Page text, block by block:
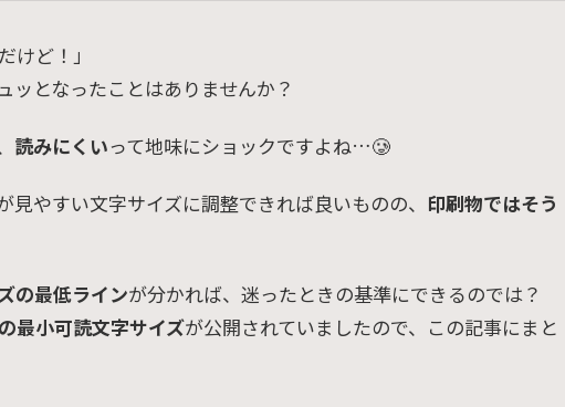
けど！」
ッとなったことはありませんか？
読みにくいって地味にショックですよね…🥲
見やすい文字サイズに調整できれば良いものの、 印刷物ではそう
の最低ラインが分かれば、迷ったときの基準にできるのでは？
最小可読文字サイズが公開されていましたので、この記事にまと